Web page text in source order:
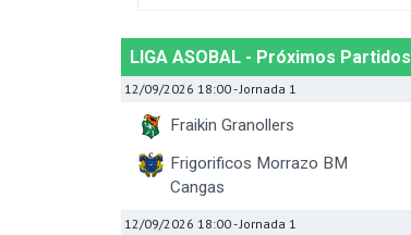
LIGA ASOBAL - Próximos Partidos
12/09/2026 18:00- Jornada 1
Fraikin Granollers
Frigorificos Morrazo BM
Cangas
12/09/2026 18:00- Jornada 1